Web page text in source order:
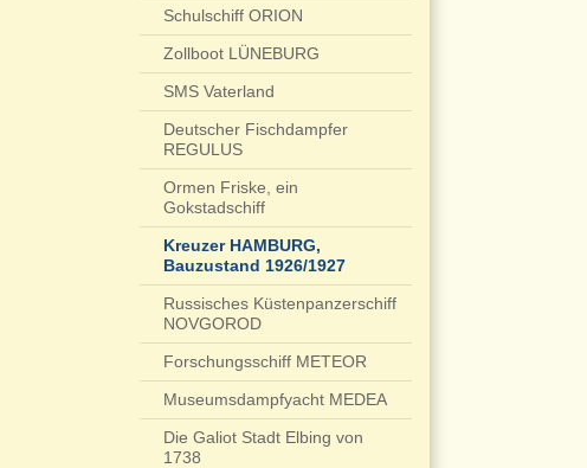
Schulschiff ORION
Zollboot LÜNEBURG
SMS Vaterland
Deutscher Fischdampfer
REGULUS
Ormen Friske, ein
Gokstadschiff
Kreuzer HAMBURG,
Bauzustand 1926/1927
Russisches Küstenpanzerschiff
NOVGOROD
Forschungsschiff METEOR
Museumsdampfyacht MEDEA
Die Galiot Stadt Elbing von
1738